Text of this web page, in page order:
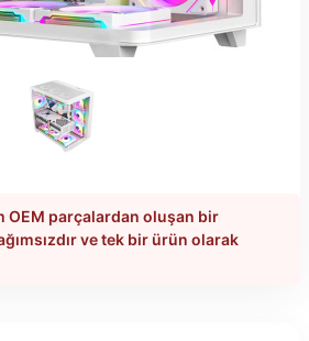
OEM parçalardan oluşan bir
ve tek bir ürün olarak